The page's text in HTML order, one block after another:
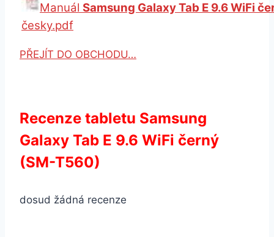
Manuál Samsung Galaxy Tab E 9.6 WiFi
česky.pdf
PŘEJÍT DO OBCHODU…
Recenze tabletu Samsung
Galaxy Tab E 9.6 WiFi černý
(SM-T560)
dosud žádná recenze